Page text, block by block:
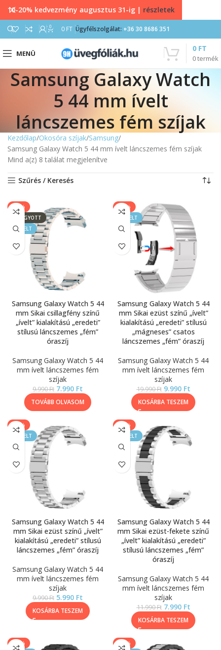
0 0 FT Ügyfélszolgálat: +36 30 8686 351
MENÜ
0termék
0 FT
Samsung Galaxy Watch
5 44 mm ívelt
láncszemes fém szíjak
Kezdőlap Okosóra szíjak Samsung
Samsung Galaxy Watch 5 44 mm ívelt láncszemes fém szíjak
Mind a(z) 8 találat megjelenítve
Szűrés / Keresés
-20%
ELFOGYOTT
KIEMELT
Samsung Galaxy Watch 5 44
mm Sikai csillagfény színű
„ívelt” kialakítású „eredeti”
stílusú láncszemes „fém”
óraszíj
Samsung Galaxy Watch 5 44
mm ívelt láncszemes fém
szíjak
9.990Ft 7.990 Ft
TOVÁBB OLVASOM
-50%
KIEMELT
Samsung Galaxy Watch 5 44
mm Sikai ezüst színű „ívelt”
kialakítású „eredeti” stílusú
„mágneses” csatos
láncszemes „fém” óraszíj
Samsung Galaxy Watch 5 44
mm ívelt láncszemes fém
szíjak
19.990Ft 9.990 Ft
KOSÁRBA TESZEM
-40%
KIEMELT
Samsung Galaxy Watch 5 44
mm Sikai ezüst színű „ívelt”
kialakítású „eredeti” stílusú
láncszemes „fém” óraszíj
Samsung Galaxy Watch 5 44
mm ívelt láncszemes fém
szíjak
9.990Ft 5.990 Ft
KOSÁRBA TESZEM
-33%
KIEMELT
Samsung Galaxy Watch 5 44
mm Sikai ezüst-fekete színű
„ívelt” kialakítású „eredeti”
stílusú láncszemes „fém”
óraszíj
Samsung Galaxy Watch 5 44
mm ívelt láncszemes fém
szíjak
11.990Ft 7.990 Ft
KOSÁRBA TESZEM
-40%
-33%
10-20% kedvezmény augusztus 31-ig | részletek